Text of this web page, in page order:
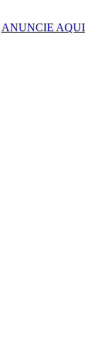
ANUNCIE AQUI